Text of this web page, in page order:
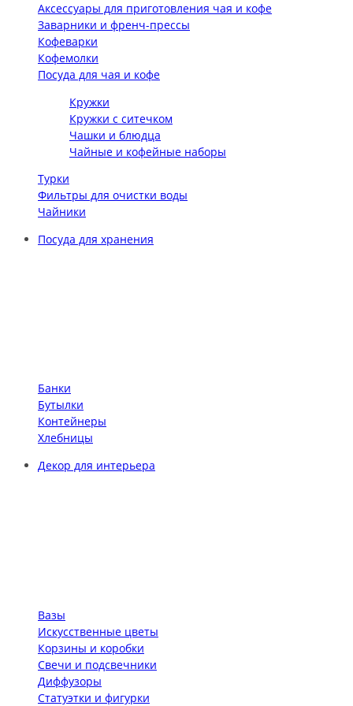
Аксессуары для приготовления чая и кофе
Заварники и френч-прессы
Кофеварки
Кофемолки
Посуда для чая и кофе
Кружки
Кружки с ситечком
Чашки и блюдца
Чайные и кофейные наборы
Турки
Фильтры для очистки воды
Чайники
Посуда для хранения
Банки
Бутылки
Контейнеры
Хлебницы
Декор для интерьера
Вазы
Искусственные цветы
Корзины и коробки
Свечи и подсвечники
Диффузоры
Статуэтки и фигурки